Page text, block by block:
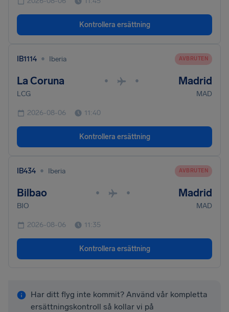
Kontrollera ersättning
IB1114 • Iberia AVBRUTEN
La Coruna • • Madrid
LCG MAD
2026-08-06 11:40
Kontrollera ersättning
IB434 • Iberia AVBRUTEN
Bilbao • • Madrid
BIO MAD
2026-08-06 11:35
Kontrollera ersättning
Har ditt flyg inte kommit? Använd vår kompletta
ersättningskontroll så kollar vi på